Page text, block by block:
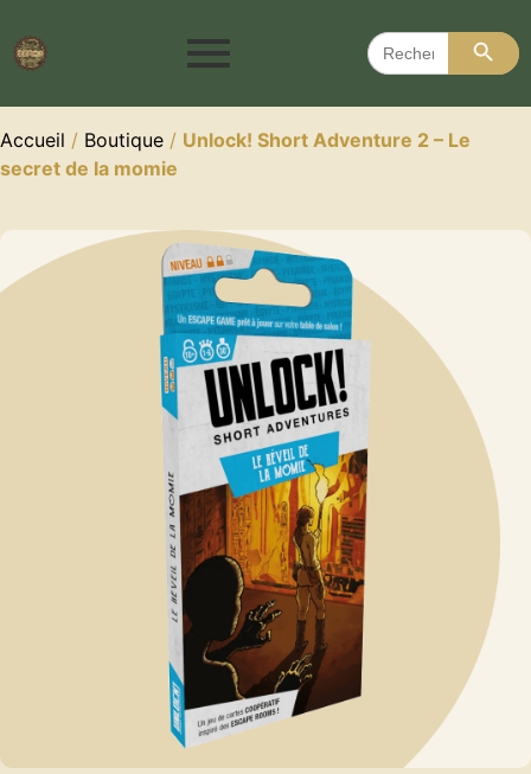
Search
for:
Search
Accueil / Boutique / Unlock! Short Adventure 2 – Le
secret de la momie